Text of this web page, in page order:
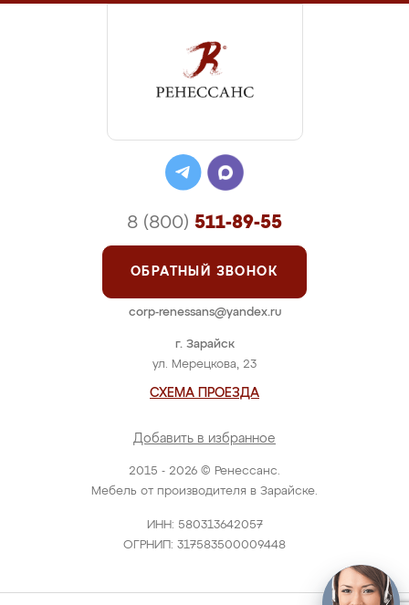
2015 - 2026 © Ренессанс.
Мебель от производителя в Зарайске.
ИНН: 580313642057
ОГРНИП: 317583500009448
г. Зарайск
ул. Мерецкова, 23
СХЕМА ПРОЕЗДА
Добавить в избранное
8 (800) 511-89-55
ОБРАТНЫЙ ЗВОНОК
corp-renessans@yandex.ru